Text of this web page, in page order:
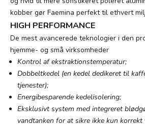
kobber gør Faemina perfekt til ethvert
HIGH PERFORMANCE
De mest avancerede teknologier i den
hjemme- og små virksomheder
Kontrol af ekstraktionstemperatur;
Dobbeltkedel (en kedel dedikeret til
tjenester);
Energibesparende kedelisolering;
Eksklusivt system med integreret
vandtanken for at sikre ikke kun korrekt